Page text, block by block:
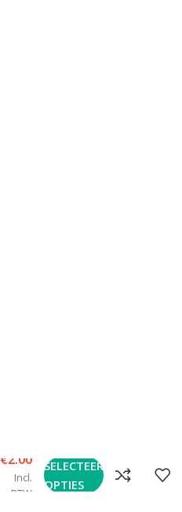
€2.00
Incl.
BTW
SELECTEER
OPTIES